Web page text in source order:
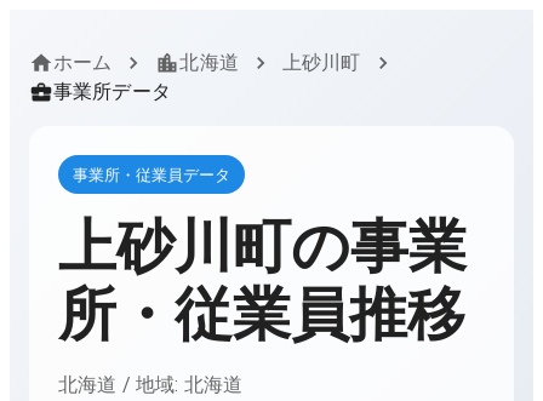
ホーム 北海道
上砂川町
事業所データ
事業所・従業員データ
上砂川町の事業
所・従業員推移
北海道 / 地域: 北海道